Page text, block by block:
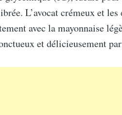
L’avocat crémeux et
avec la mayonnaise
et délicieusement